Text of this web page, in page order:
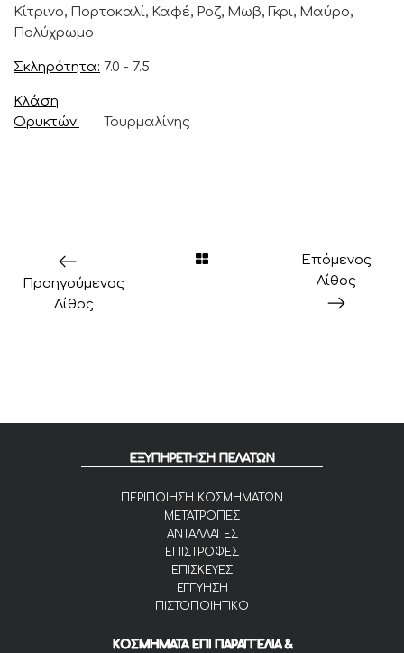
Κίτρινο, Πορτοκαλί, Καφέ, Ροζ, Μωβ, Γκρι, Μαύρο,
Πολύχρωμο
Σκληρότητα 7.0 - 7.5
Κλάση
Ορυκτών
Τουρμαλίνης
Προηγούμενος
Λίθος
Επόμενος
Λίθος
ΕΞΥΠΗΡΕΤΗΣΗ ΠΕΛΑΤΩΝ
ΠΕΡΙΠΟΙΗΣΗ ΚΟΣΜΗΜΑΤΩΝ
ΜΕΤΑΤΡΟΠΕΣ
ΑΝΤΑΛΛΑΓΕΣ
ΕΠΙΣΤΡΟΦΕΣ
ΕΠΙΣΚΕΥΕΣ
ΕΓΓΥΗΣΗ
ΠΙΣΤΟΠΟΙΗΤΙΚΟ
ΚΟΣΜΗΜΑΤΑ ΕΠΙ ΠΑΡΑΓΓΕΛΙΑ &